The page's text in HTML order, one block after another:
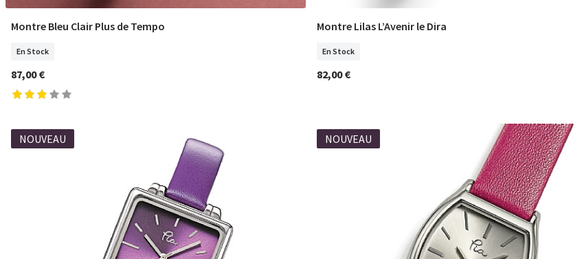
COMMANDER
Montre Bleu Clair Plus de Tempo
En Stock
87,00 €
COMMANDER
Montre Lilas L’Avenir le Dira
En Stock
82,00 €
NOUVEAU NOUVEAU